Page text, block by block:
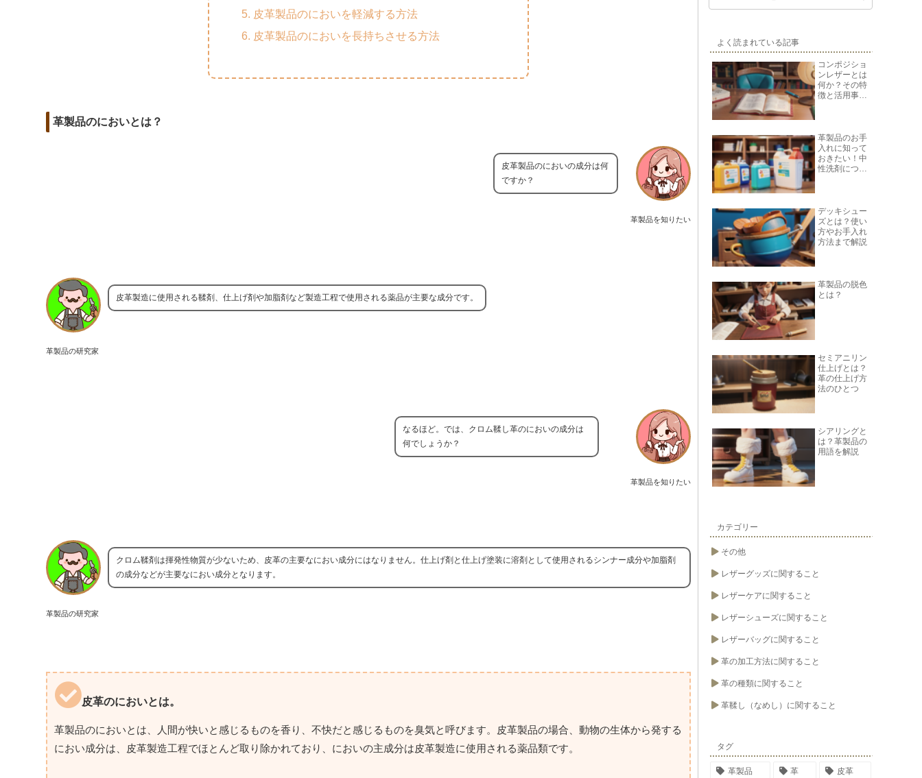
皮革製品のにおいを軽減する方法
皮革製品のにおいを長持ちさせる方法
革製品のにおいとは？
革製品を知りたい
皮革製品のにおいの成分は何
ですか？
革製品の研究家
皮革製造に使用される鞣剤、仕上げ剤や加脂剤など製造工程で使用される薬品が主要な成分です。
革製品を知りたい
なるほど。では、クロム鞣し革のにおいの成分は
何でしょうか？
革製品の研究家
クロム鞣剤は揮発性物質が少ないため、皮革の主要なにおい成分にはなりません。仕上げ剤と仕上げ塗装に溶剤として使用されるシンナー成分や加脂剤
の成分などが主要なにおい成分となります。
皮革のにおいとは。
革製品のにおいとは、人間が快いと感じるものを香り、不快だと感じるものを臭気と呼びます。皮革製品の場合、動物の生体から発する
におい成分は、皮革製造工程でほとんど取り除かれており、においの主成分は皮革製造に使用される薬品類です。
よく読まれている記事
コンポジショ
ンレザーとは
何か？その特
徴と活用事例
革製品のお手
入れに知って
おきたい！中
性洗剤につい
デッキシュー
ズとは？使い
方やお手入れ
方法まで解説
革製品の脱色
とは？
セミアニリン
仕上げとは？
革の仕上げ方
法のひとつ
シアリングと
は？革製品の
用語を解説
カテゴリー
その他
レザーグッズに関すること
レザーケアに関すること
レザーシューズに関すること
レザーバッグに関すること
革の加工方法に関すること
革の種類に関すること
革鞣し（なめし）に関すること
タグ
革製品 革 皮革